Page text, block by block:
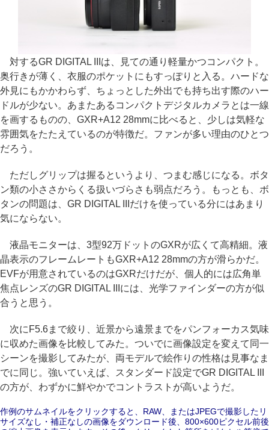
対するGR DIGITAL IIIは、見ての通り軽量かつコンパクト。
奥行きが薄く、衣服のポケットにもすっぽりと入る。ハードな
外見にもかかわらず、ちょっとした外出でも持ち出す際のハー
ドルが少ない。あまたあるコンパクトデジタルカメラとは一線
を画するものの、GXR+A12 28mmに比べると、少しは気軽な
雰囲気をたたえているのが特徴だ。ファンが多い理由のひとつ
だろう。
ただしグリップは握るというより、つまむ感じになる。ボタ
ン類の小ささからくる扱いづらさも弱点だろう。もっとも、ボ
タンの問題は、GR DIGITAL IIIだけを使っている分にはあまり
気にならない。
液晶モニターは、3型92万ドットのGXRが広くて高精細。液
晶表示のフレームレートもGXR+A12 28mmの方が滑らかだ。
EVFが用意されているのはGXRだけだが、個人的には広角単
焦点レンズのGR DIGITAL IIIには、光学ファインダーの方が似
合うと思う。
次にF5.6まで絞り、近景から遠景までをパンフォーカス気味
に収めた画像を比較してみた。ついでに画像設定を変えて同一
シーンを撮影してみたが、両モデルで絵作りの性格は見事なま
でに同じ。強いていえば、スタンダード設定でGR DIGITAL III
の方が、わずかに鮮やかでコントラストが高いようだ。
作例のサムネイルをクリックすると、RAW、またはJPEGで撮影したリ
サイズなし・補正なしの画像をダウンロード後、800×600ピクセル前後